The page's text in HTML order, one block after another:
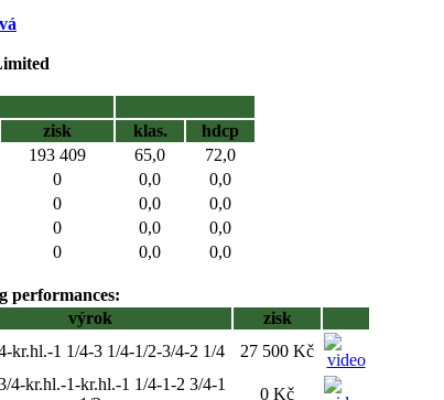
zisk klas.
hdcp
193 409 65,0
72,0
0 0,0
0,0
0 0,0
0,0
0 0,0
0,0
0 0,0 0,0
performances:
výrok
zisk
kr.hl.-1 1/4-3 1/4-1/2-3/4-2 1/4 27 500 Kč
4-kr.hl.-1-kr.hl.-1 1/4-1-2 3/4-1
0 Kč